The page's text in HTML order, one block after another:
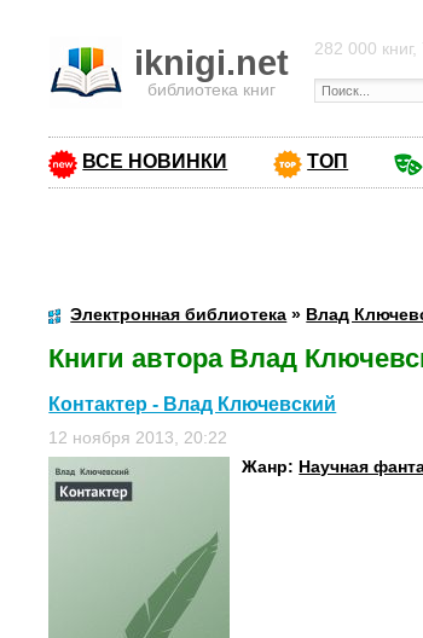
iknigi.net
библиотека книг
282 000
ВСЕ НОВИНКИ ТОП
Электронная библиотека » Влад
Книги автора Влад
Контактер - Влад Ключевский
12 ноября 2013, 20:22
Жанр: Научная